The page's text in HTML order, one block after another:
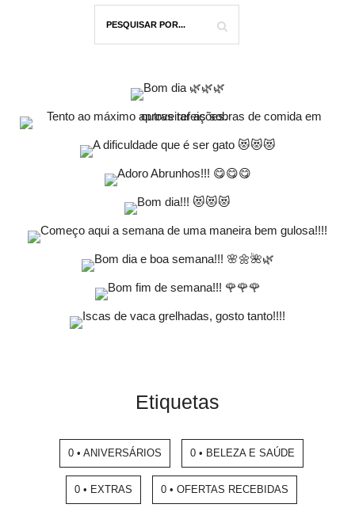
Etiquetas
0 • ANIVERSÁRIOS 0 • BELEZA E SAÚDE
0 • EXTRAS 0 • OFERTAS RECEBIDAS